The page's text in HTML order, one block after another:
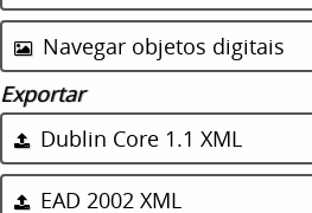
Navegar objetos digitais
Exportar
Dublin Core 1.1 XML
EAD 2002 XML